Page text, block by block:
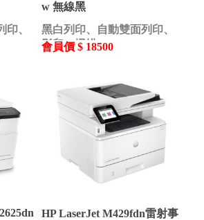
、
w 無線黑
黑白列印、自動雙面列印、
影印、掃描
會員價 $ 18500
HP LaserJet M429fdn雷射事